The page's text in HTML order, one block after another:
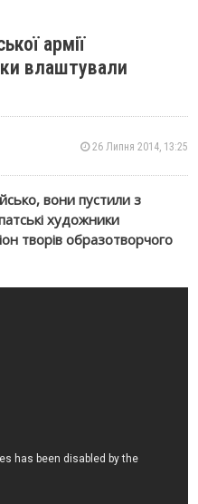
армії
влаштували
26 Липня 2014, 13:25
вони пустили з
художники
творів образотворчого